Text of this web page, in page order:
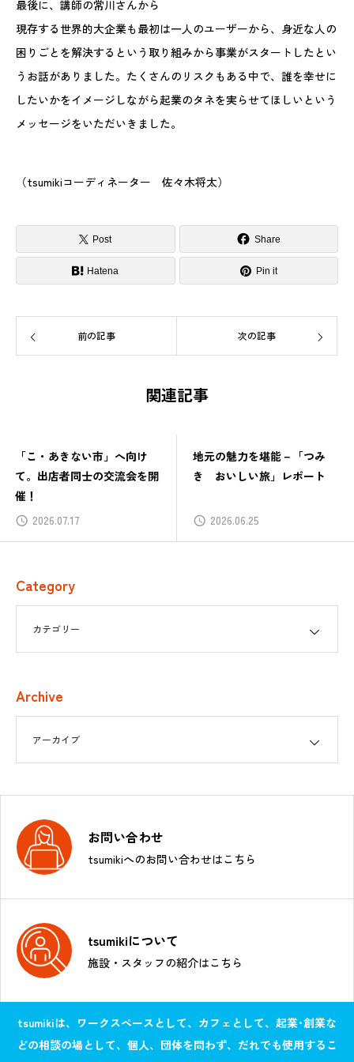
最後に、講師の常川さんから
現存する世界的大企業も最初は一人のユーザーから、身近な人の
困りごとを解決するという取り組みから事業がスタートしたとい
うお話がありました。たくさんのリスクもある中で、誰を幸せに
したいかをイメージしながら起業のタネを実らせてほしいという
メッセージをいただいきました。
（tsumikiコーディネーター 佐々木将太）
Post Share
Hatena Pin it
前の記事 次の記事
関連記事
「こ・あきない市」へ向け
て。出店者同士の交流会を開
催！
2026.07.17
地元の魅力を堪能－「つみ
き おいしい旅」レポート
2026.06.25
Category
Archive
お問い合わせ
tsumikiへのお問い合わせはこちら
tsumikiについて
施設・スタッフの紹介はこちら
tsumikiは、ワークスペースとして、カフェとして、起業･創業な
どの相談の場として、個人、団体を問わず、だれでも使用するこ